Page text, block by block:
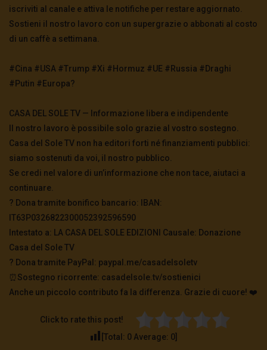
iscriviti al canale e attiva le notifiche per restare aggiornato.
Sostieni il nostro lavoro con un supergrazie o abbonati al costo
di un caffè a settimana.
#Cina #USA #Trump #Xi #Hormuz #UE #Russia #Draghi
#Putin #Europa?
CASA DEL SOLE TV — Informazione libera e indipendente
Il nostro lavoro è possibile solo grazie al vostro sostegno.
Casa del Sole TV non ha editori forti né finanziamenti pubblici:
siamo sostenuti da voi, il nostro pubblico.
Se credi nel valore di un’informazione che non tace, aiutaci a
continuare.
? Dona tramite bonifico bancario: IBAN:
IT63P0326822300052392596590
Intestato a: LA CASA DEL SOLE EDIZIONI Causale: Donazione
Casa del Sole TV
?️ Dona tramite PayPal: paypal.me/casadelsoletv
⏰Sostegno ricorrente: casadelsole.tv/sostienici
Anche un piccolo contributo fa la differenza. Grazie di cuore! ❤️
Click to rate this post!
[Total: 0 Average: 0